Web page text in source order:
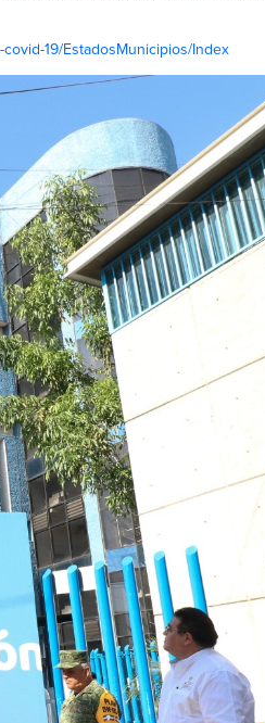
19/EstadosMunicipios/Index